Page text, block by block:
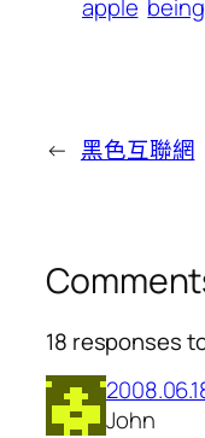
apple being
← 黑色互聯網
18 responses
John